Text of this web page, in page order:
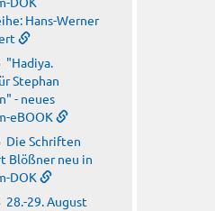
Hans-Werner
"Hadiya.
Stephan
- neues
eBOOK
Die Schriften
Blößner neu in
DOK
28.-29. August